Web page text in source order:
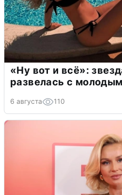
«Ну вот и всё»:
развелась с
6 августа 110